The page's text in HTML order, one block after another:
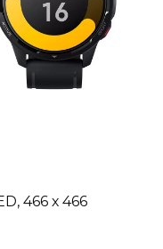
466 х 466